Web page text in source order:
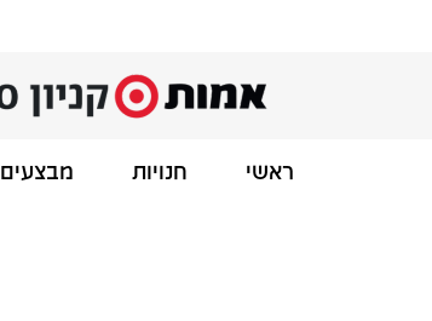
ראשי חנויות מבצעים